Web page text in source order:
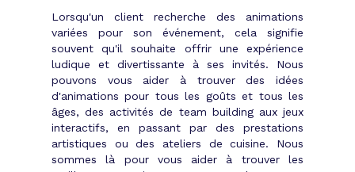
déjà surpris des centaines de clients.
De la planification aux premières heures
de la soirée d’entreprise, Tibby vous
accompagne dans toutes les étapes de la
préparation de l’event.
Lorsqu'un client recherche des animations
variées pour son événement, cela signifie
souvent qu'il souhaite offrir une expérience
ludique et divertissante à ses invités. Nous
pouvons vous aider à trouver des idées
d'animations pour tous les goûts et tous les
âges, des activités de team building aux jeux
interactifs, en passant par des prestations
artistiques ou des ateliers de cuisine. Nous
sommes là pour vous aider à trouver les